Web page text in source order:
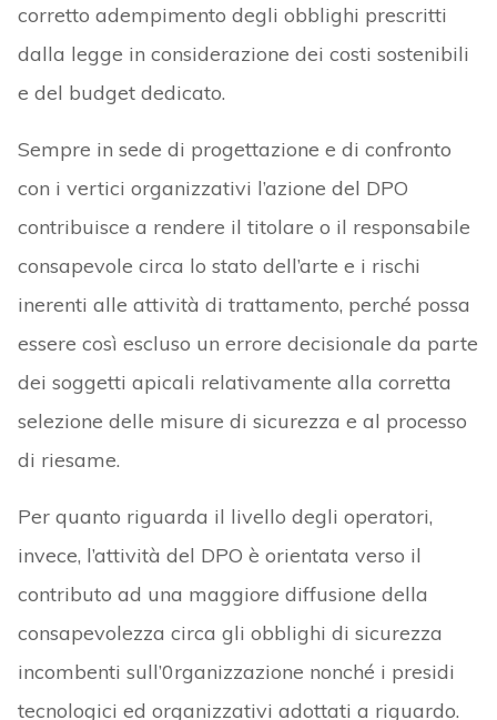
corretto adempimento degli obblighi prescritti
dalla legge in considerazione dei costi sostenibili
e del budget dedicato.
Sempre in sede di progettazione e di confronto
con i vertici organizzativi l’azione del DPO
contribuisce a rendere il titolare o il responsabile
consapevole circa lo stato dell’arte e i rischi
inerenti alle attività di trattamento, perché possa
essere così escluso un errore decisionale da parte
dei soggetti apicali relativamente alla corretta
selezione delle misure di sicurezza e al processo
di riesame.
Per quanto riguarda il livello degli operatori,
invece, l’attività del DPO è orientata verso il
contributo ad una maggiore diffusione della
consapevolezza circa gli obblighi di sicurezza
incombenti sull’0rganizzazione nonché i presidi
tecnologici ed organizzativi adottati a riguardo.